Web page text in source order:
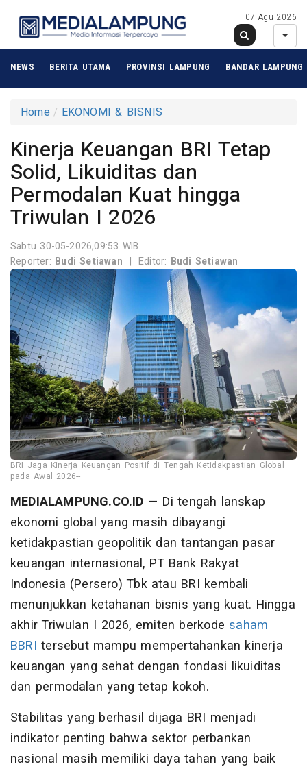
07 Agu 2026
NEWS BERITA UTAMA PROVINSI LAMPUNG BANDAR LAMPUNG
Home EKONOMI & BISNIS
Kinerja Keuangan BRI Tetap
Solid, Likuiditas dan
Permodalan Kuat hingga
Triwulan I 2026
Sabtu 30-05-2026,09:53 WIB
Reporter: Budi Setiawan | Editor: Budi Setiawan
BRI Jaga Kinerja Keuangan Positif di Tengah Ketidakpastian Global
pada Awal 2026--
MEDIALAMPUNG.CO.ID — Di tengah lanskap
ekonomi global yang masih dibayangi
ketidakpastian geopolitik dan tantangan pasar
keuangan internasional, PT Bank Rakyat
Indonesia (Persero) Tbk atau BRI kembali
menunjukkan ketahanan bisnis yang kuat. Hingga
akhir Triwulan I 2026, emiten berkode saham
BBRI tersebut mampu mempertahankan kinerja
keuangan yang sehat dengan fondasi likuiditas
dan permodalan yang tetap kokoh.
Stabilitas yang berhasil dijaga BRI menjadi
indikator penting bahwa sektor perbankan
nasional masih memiliki daya tahan yang baik